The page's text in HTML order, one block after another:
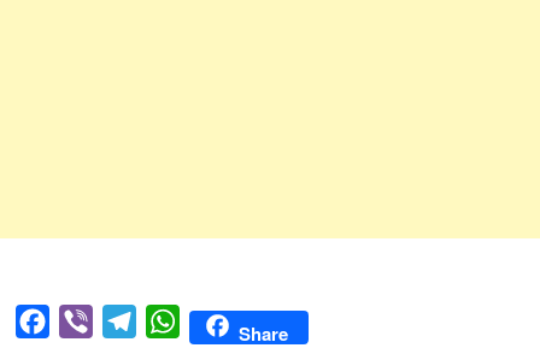
Facebook
Viber TelegramWhatsAppShare